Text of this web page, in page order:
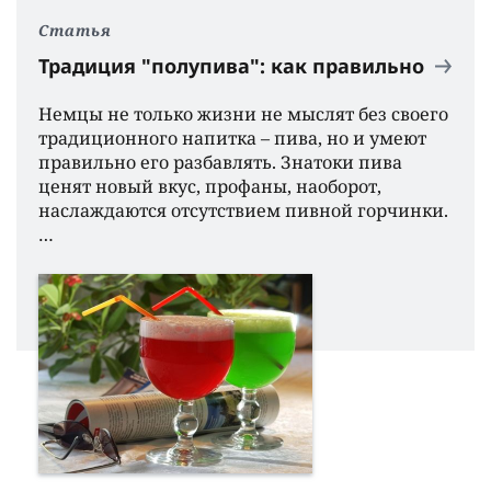
Статья
Традиция "полупива": как правильно
Немцы не только жизни не мыслят без своего
традиционного напитка – пива, но и умеют
правильно его разбавлять. Знатоки пива
ценят новый вкус, профаны, наоборот,
наслаждаются отсутствием пивной горчинки.
…